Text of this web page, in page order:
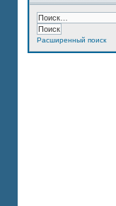
Расширенный поиск